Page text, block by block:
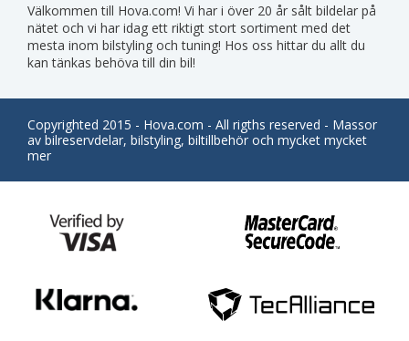
Välkommen till Hova.com! Vi har i över 20 år sålt bildelar på
nätet och vi har idag ett riktigt stort sortiment med det
mesta inom bilstyling och tuning! Hos oss hittar du allt du
kan tänkas behöva till din bil!
Copyrighted 2015 - Hova.com - All rigths reserved - Massor
av bilreservdelar, bilstyling, biltillbehör och mycket mycket
mer